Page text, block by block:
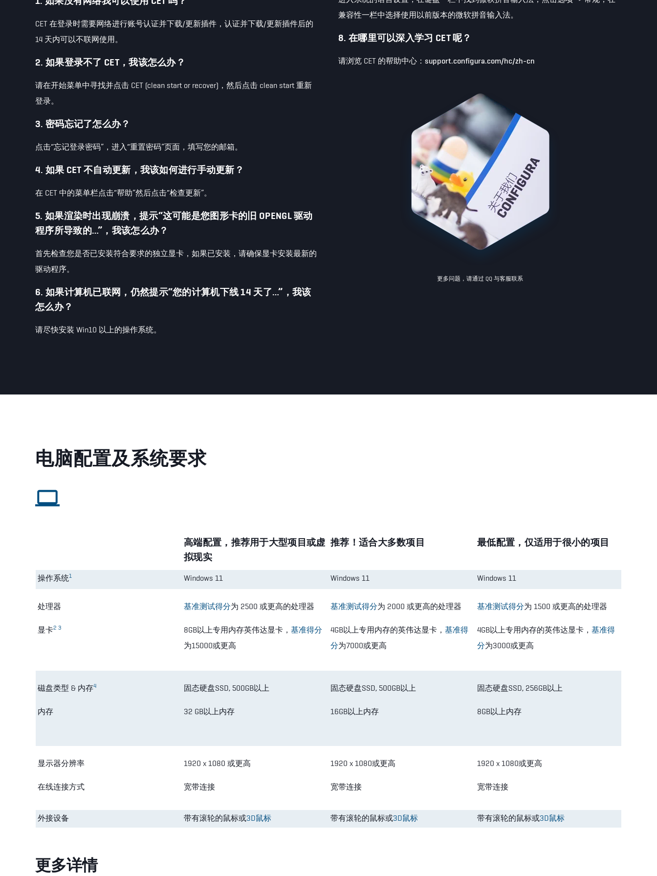
CET 在登录时需要网络进行账号认证并下载/更新插件，认证并下载/更新插件后的
14 天内可以不联网使用。
2. 如果登录不了 CET，我该怎么办？
请在开始菜单中寻找并点击 CET (clean start or recover)，然后点击 clean start 重新
登录。
3. 密码忘记了怎么办？
点击“忘记登录密码”，进入“重置密码”页面，填写您的邮箱。
4. 如果 CET 不自动更新，我该如何进行手动更新？
在 CET 中的菜单栏点击“帮助”然后点击“检查更新”。
5. 如果渲染时出现崩溃，提示“这可能是您图形卡的旧 OPENGL 驱动
程序所导致的…”，我该怎么办？
首先检查您是否已安装符合要求的独立显卡，如果已安装，请确保显卡安装最新的
驱动程序。
6. 如果计算机已联网，仍然提示“您的计算机下线 14 天了…”，我该
怎么办？
请尽快安装 Win10 以上的操作系统。
兼容性一栏中选择使用以前版本的微软拼音输入法。
8. 在哪里可以深入学习 CET 呢？
请浏览 CET 的帮助中心： support.configura.com/hc/zh-cn
更多问题，请通过 QQ 与客服联系
电脑配置及系统要求
高端配置，推荐用于大型项目或虚
拟现实
推荐！适合大多数项目 最低配置，仅适用于很小的项目
操作系统1 Windows 11 Windows 11 Windows 11
处理器
显卡2 3
基准测试得分为 2500 或更高的处理器
8GB以上专用内存英伟达显卡， 基准得分
为15000或更高
基准测试得分为 2000 或更高的处理器
4GB以上专用内存的英伟达显卡， 基准得
分为7000或更高
基准测试得分为 1500 或更高的处理器
4GB以上专用内存的英伟达显卡， 基准得
分为3000或更高
磁盘类型 & 内存4
内存
固态硬盘SSD, 500GB以上
32 GB以上内存
固态硬盘SSD, 500GB以上
16GB以上内存
固态硬盘SSD, 256GB以上
8GB以上内存
显示器分辨率
在线连接方式
1920 x 1080 或更高
宽带连接
1920 x 1080或更高
宽带连接
1920 x 1080或更高
宽带连接
外接设备 带有滚轮的鼠标或3D鼠标 带有滚轮的鼠标或3D鼠标 带有滚轮的鼠标或3D鼠标
更多详情